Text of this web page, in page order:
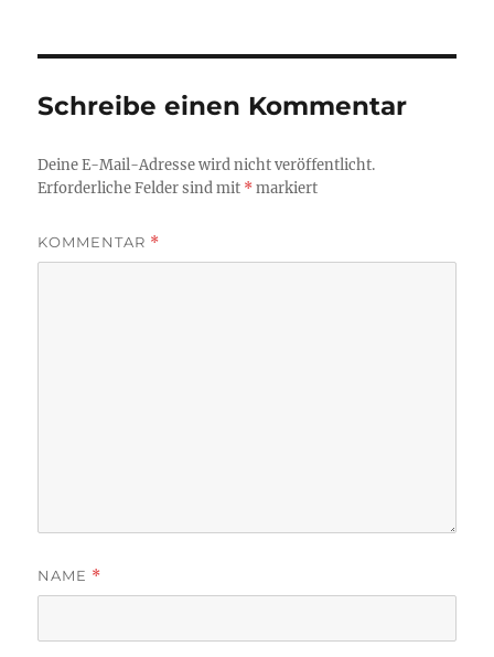
Schreibe einen Kommentar
Deine E-Mail-Adresse wird nicht veröffentlicht.
Erforderliche Felder sind mit *markiert
KOMMENTAR *
NAME *